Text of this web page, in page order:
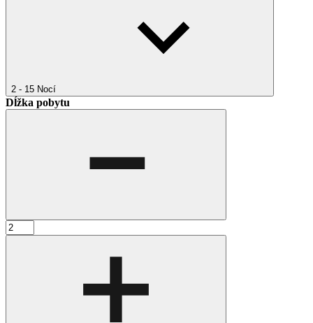
2 - 15 Nocí
Dĺžka pobytu